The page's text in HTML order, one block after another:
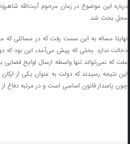
درباره این موضوع در زمان مرحوم آیت‌الله
محل بحث شد.
نهایتا مساله به این سمت رفت که در مسائلی که
دخالت ندارد. بحثی که پیش می‌آمد، این بود که
ملت که نمی‌تواند تنها واسطه ارسال لوایح قضایی
این نتیجه رسیدند که دولت به عنوان یکی از ارکان
چون پاسدار قانون اساسی است و در مرتبه